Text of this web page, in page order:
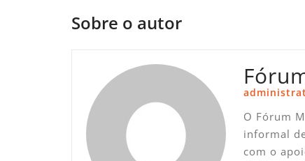
artigos
Sobre o autor
O Fórum
informal
com o